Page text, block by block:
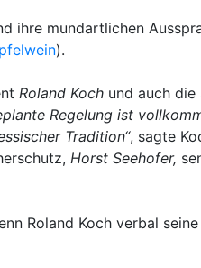
ihre mundartlichen
).
Roland Koch und auch
Regelung ist
Tradition“, sagte
Horst Seehofer,
Roland Koch verbal